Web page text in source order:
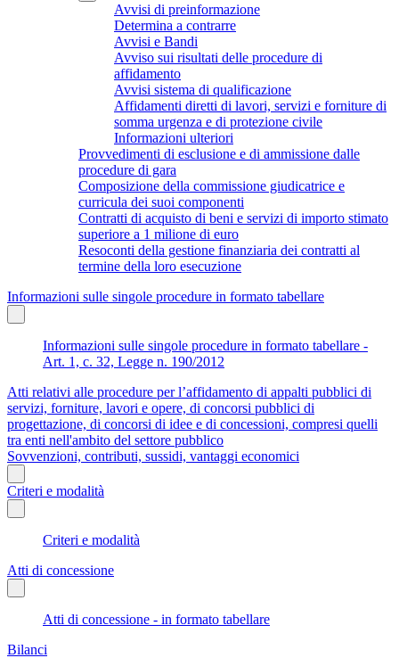
Avvisi di preinformazione
Determina a contrarre
Avvisi e Bandi
Avviso sui risultati delle procedure di
affidamento
Avvisi sistema di qualificazione
Affidamenti diretti di lavori, servizi e forniture di
somma urgenza e di protezione civile
Informazioni ulteriori
Provvedimenti di esclusione e di ammissione dalle
procedure di gara
Composizione della commissione giudicatrice e
curricula dei suoi componenti
Contratti di acquisto di beni e servizi di importo stimato
superiore a 1 milione di euro
Resoconti della gestione finanziaria dei contratti al
termine della loro esecuzione
Informazioni sulle singole procedure in formato tabellare
Informazioni sulle singole procedure in formato tabellare -
Art. 1, c. 32, Legge n. 190/2012
Atti relativi alle procedure per l’affidamento di appalti pubblici di
servizi, forniture, lavori e opere, di concorsi pubblici di
progettazione, di concorsi di idee e di concessioni, compresi quelli
tra enti nell'ambito del settore pubblico
Sovvenzioni, contributi, sussidi, vantaggi economici
Criteri e modalità
Criteri e modalità
Atti di concessione
Atti di concessione - in formato tabellare
Bilanci